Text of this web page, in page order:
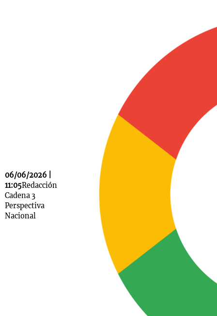
06/06/2026 |
11:05Redacción
Cadena 3
Perspectiva
Nacional